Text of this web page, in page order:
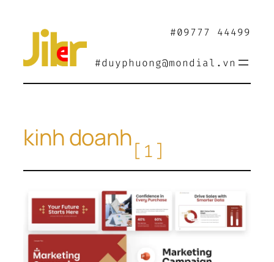
dung
#09777 44499
#duyphuong@mondial.vn
kinh doanh [1]